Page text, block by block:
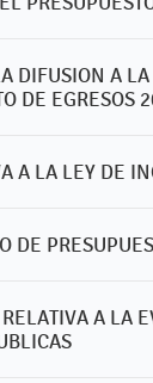
DIFUSION A
DE EGRESOS
A LA LEY DE
DE
A LA